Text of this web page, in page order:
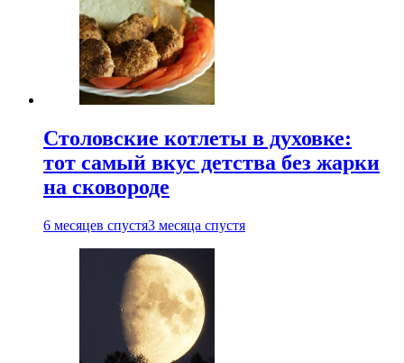
Столовские котлеты в духовке:
тот самый вкус детства без жарки
на сковороде
6 месяцев спустя3 месяца спустя